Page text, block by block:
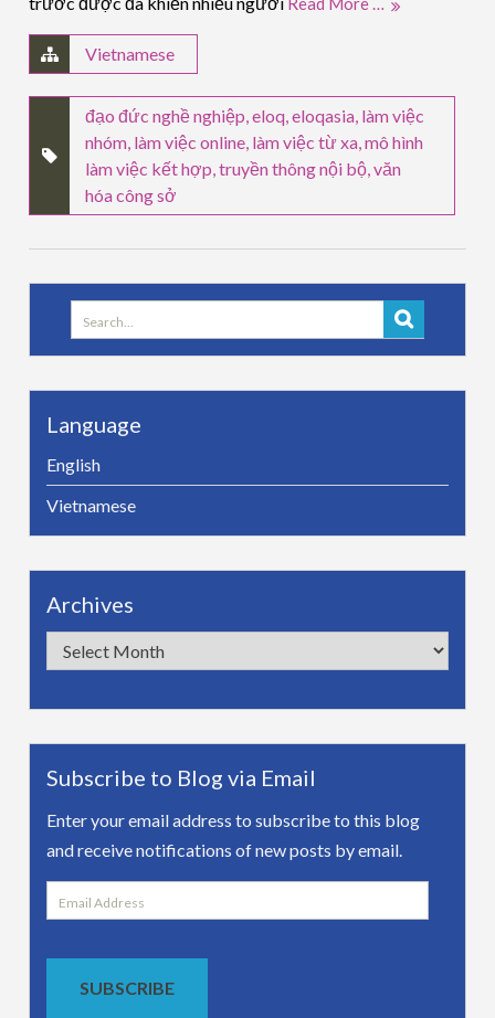
Vietnamese
đạo đức nghề nghiệp,eloq,eloqasia, làm việc
nhóm, làm việc online, làm việc từ xa,mô hình
làm việc kết hợp,truyền thông nội bộ,văn
hóa công sở
Search
for:
Language
English
Vietnamese
Archives
Archives
Subscribe to Blog via Email
Enter your email address to subscribe to this blog
and receive notifications of new posts by email.
Email
Address
SUBSCRIBE